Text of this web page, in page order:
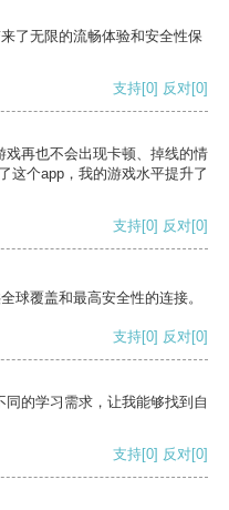
了无限的流畅体验和安全性保
支持[0] 反对[0]
再也不会出现卡顿、掉线的情
这个app，我的游戏水平提升了
支持[0] 反对[0]
球覆盖和最高安全性的连接。
支持[0] 反对[0]
的学习需求，让我能够找到自
支持[0] 反对[0]